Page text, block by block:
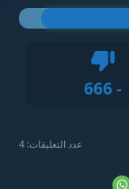
-
666
Dislike
عدد التعليقات: 4